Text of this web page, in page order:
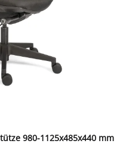
980-1125x485x440 mm